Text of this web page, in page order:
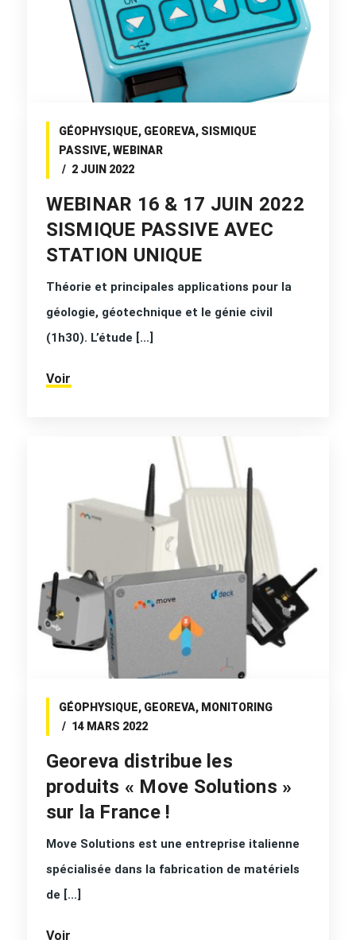
GÉOPHYSIQUE, GEOREVA, SISMIQUE
PASSIVE,WEBINAR
2 JUIN 2022
WEBINAR 16 & 17 JUIN 2022
SISMIQUE PASSIVE AVEC
STATION UNIQUE
Théorie et principales applications pour la
géologie, géotechnique et le génie civil
(1h30). L’étude [...]
Voir
GÉOPHYSIQUE, GEOREVA, MONITORING
14 MARS 2022
Georeva distribue les
produits « Move Solutions »
sur la France !
Move Solutions est une entreprise italienne
spécialisée dans la fabrication de matériels
de [...]
Voir